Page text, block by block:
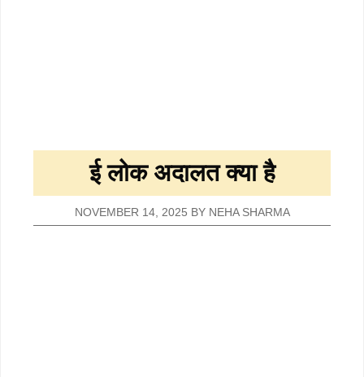
ई लोक अदालत क्या है
NOVEMBER 14, 2025 BY NEHA SHARMA